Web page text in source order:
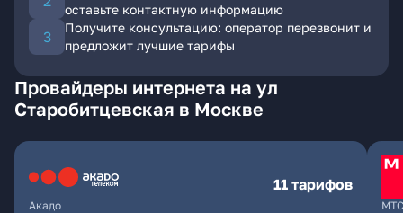
оставьте контактную информацию
Получите консультацию: оператор перезвонит и
предложит лучшие тарифы
Провайдеры интернета на ул
Старобитцевская в Москве
Акадо
11 тарифов
МТС